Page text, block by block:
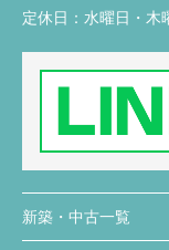
定休日： 水曜日・木
新築・中古一覧